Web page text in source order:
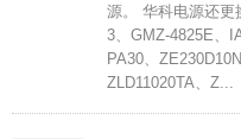
源。 华科电源还更
3、GMZ-4825E、
PA30、
ZLD11020TA、Z...